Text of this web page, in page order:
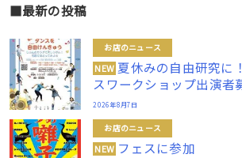
■最新の投稿
お店のニュース
NEW 夏休みの自由研究に
スワークショップ出演者
2026年8月7日
お店のニュース
NEW フェスに参加